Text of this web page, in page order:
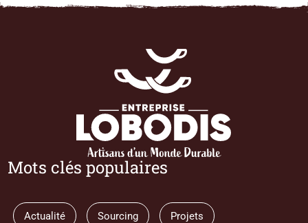
Mots clés populaires
Actualité Sourcing Projets